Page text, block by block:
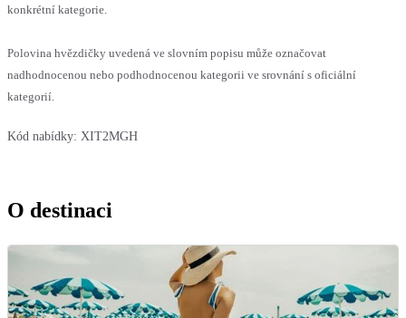
konkrétní kategorie.
Polovina hvězdičky uvedená ve slovním popisu může označovat
nadhodnocenou nebo podhodnocenou kategorii ve srovnání s oficiální
kategorií.
Kód nabídky: XIT2MGH
O destinaci